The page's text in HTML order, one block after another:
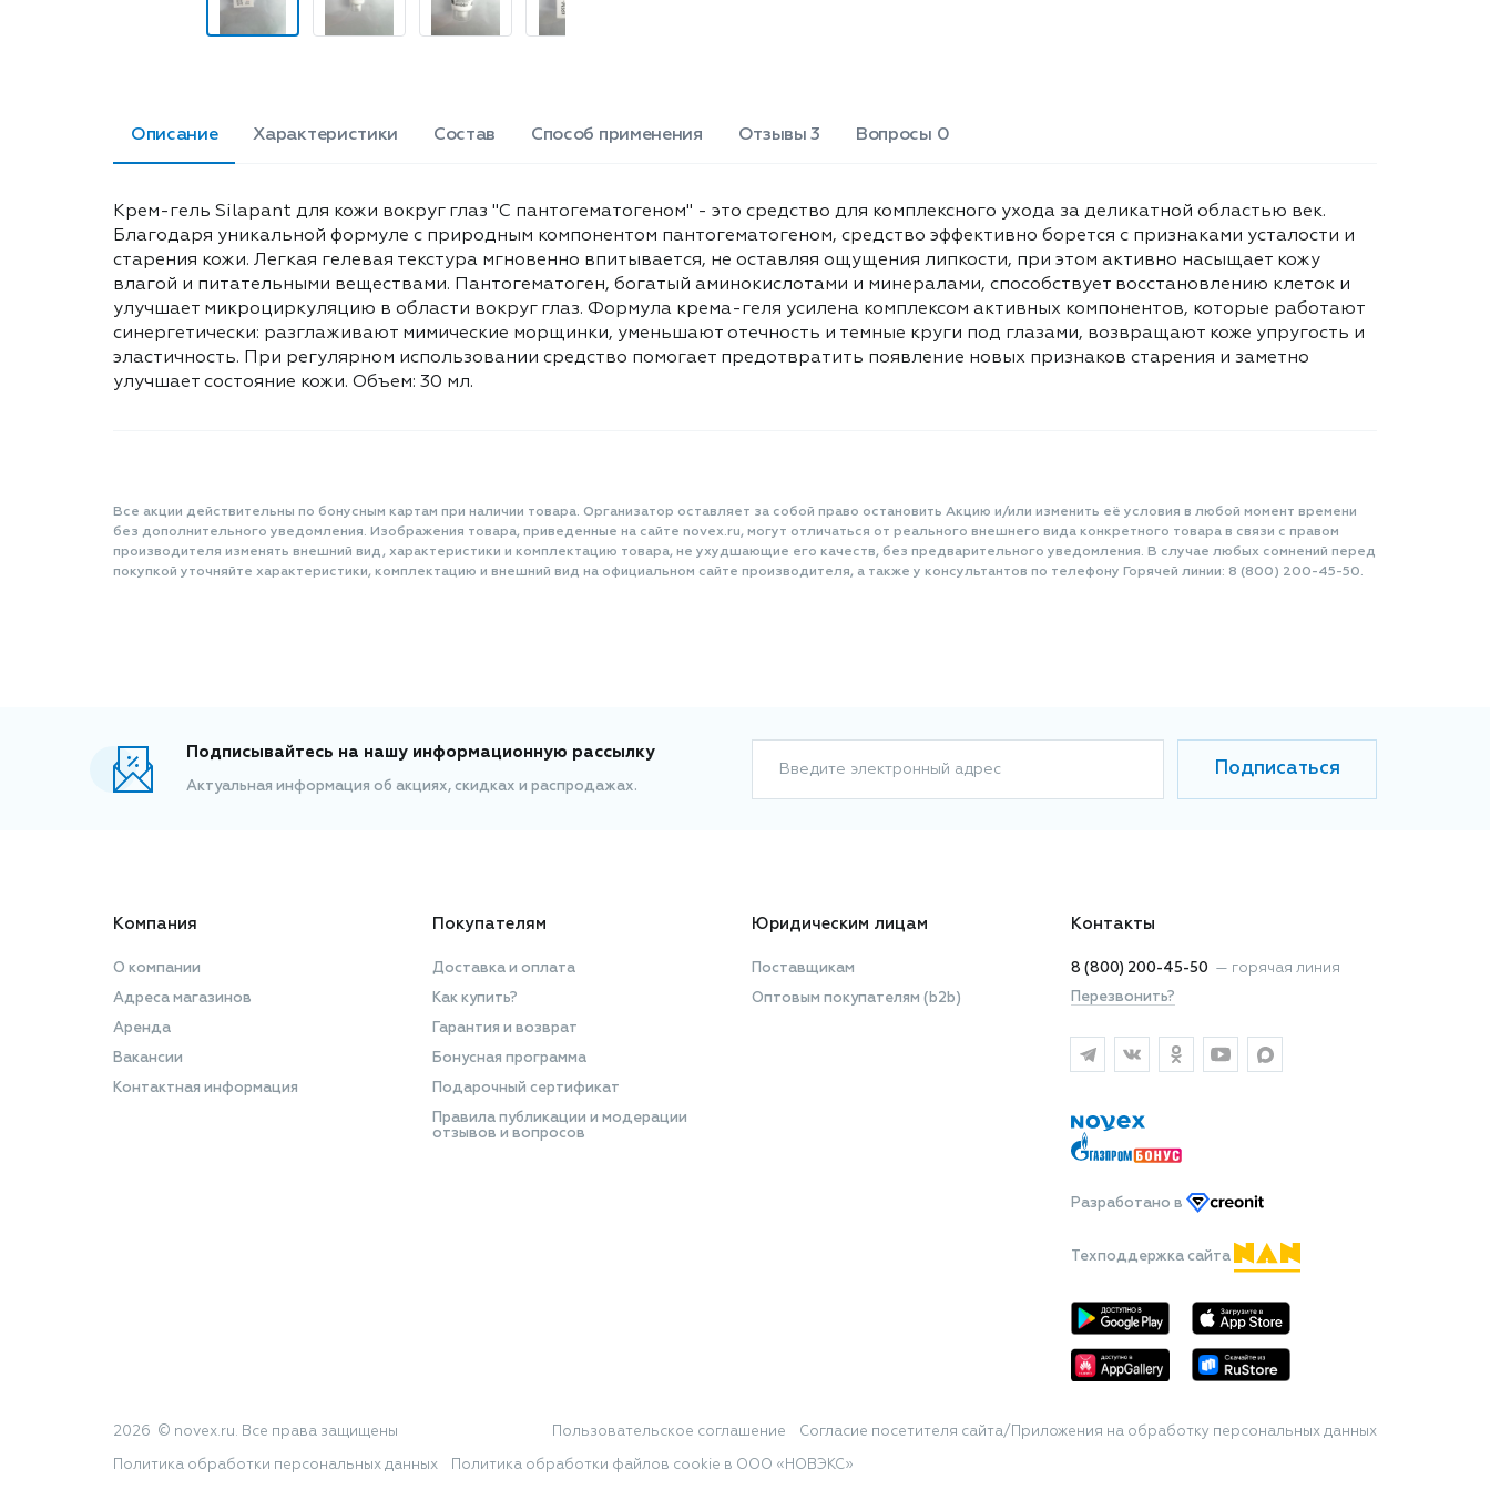
Methylchloroisothiazolinone,
Petroselinum Sativum,
Glycyrrhiza Glabra, Aesculus
Hippocastanum Extracts
(экстракты облепихи, петрушки,
солодки и каштана конского),
Parfum, Pantogematogen
(пантогематоген).
комплексом активных компонентов,
которые работают синергетически:
возвращают коже упругость и
признаков старения и заметно
улучшает состояние кожи. Объем: 30
мл.
Описание Характеристики Состав Способ применения Отзывы 3 Вопросы 0
Крем-гель Silapant для кожи вокруг глаз "С пантогематогеном" - это средство для комплексного ухода за деликатной областью век.
Благодаря уникальной формуле с природным компонентом пантогематогеном, средство эффективно борется с признаками усталости и
старения кожи. Легкая гелевая текстура мгновенно впитывается, не оставляя ощущения липкости, при этом активно насыщает кожу
влагой и питательными веществами. Пантогематоген, богатый аминокислотами и минералами, способствует восстановлению клеток и
улучшает микроциркуляцию в области вокруг глаз. Формула крема-геля усилена комплексом активных компонентов, которые работают
синергетически: разглаживают мимические морщинки, уменьшают отечность и темные круги под глазами, возвращают коже упругость и
эластичность. При регулярном использовании средство помогает предотвратить появление новых признаков старения и заметно
улучшает состояние кожи. Объем: 30 мл.
Все акции действительны по бонусным картам при наличии товара. Организатор оставляет за собой право остановить Акцию и/или изменить её условия в любой момент времени
без дополнительного уведомления. Изображения товара, приведенные на сайте novex.ru, могут отличаться от реального внешнего вида конкретного товара в связи с правом
производителя изменять внешний вид, характеристики и комплектацию товара, не ухудшающие его качеств, без предварительного уведомления. В случае любых сомнений перед
покупкой уточняйте характеристики, комплектацию и внешний вид на официальном сайте производителя, а также у консультантов по телефону Горячей линии: 8 (800) 200-45-50.
Подписывайтесь на нашу информационную рассылку
Актуальная информация об акциях, скидках и распродажах.
Введите электронный адрес Подписаться
Компания
О компании
Адреса магазинов
Аренда
Вакансии
Контактная информация
Покупателям
Доставка и оплата
Как купить?
Гарантия и возврат
Бонусная программа
Подарочный сертификат
Правила публикации и модерации
отзывов и вопросов
Юридическим лицам
Поставщикам
Оптовым покупателям (b2b)
Контакты
8 (800) 200-45-50 — горячая линия
Перезвонить?
Разработано в
Техподдержка сайта
2026 © novex.ru. Все права защищены Пользовательское соглашение Согласие посетителя сайта/Приложения на обработку персональных данных
Политика обработки персональных данных Политика обработки файлов cookie в ООО «НОВЭКС»